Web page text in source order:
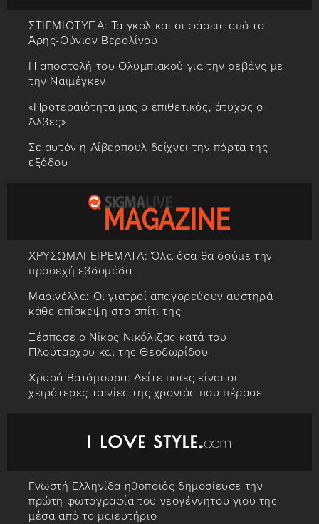
ΣΤΙΓΜΙΟΤΥΠΑ: Τα γκολ και οι φάσεις από το
Άρης-Ούνιον Βερολίνου
Η αποστολή του Ολυμπιακού για την ρεβάνς με
την Ναϊμέγκεν
«Προτεραιότητα μας ο επιθετικός, άτυχος ο
Άλβες»
Σε αυτόν η Λίβερπουλ δείχνει την πόρτα της
εξόδου
ΧΡΥΣΩΜΑΓΕΙΡΕΜΑΤΑ: Όλα όσα θα δούμε την
προσεχή εβδομάδα
Μαρινέλλα: Οι γιατροί απαγορεύουν αυστηρά
κάθε επίσκεψη στο σπίτι της
Ξέσπασε ο Νίκος Νικόλιζας κατά του
Πλούταρχου και της Θεοδωρίδου
Χρυσά Βατόμουρα: Δείτε ποιες είναι οι
χειρότερες ταινίες της χρονιάς που πέρασε
Γνωστή Ελληνίδα ηθοποιός δημοσίευσε την
πρώτη φωτογραφία του νεογέννητου γιου της
μέσα από το μαιευτήριο